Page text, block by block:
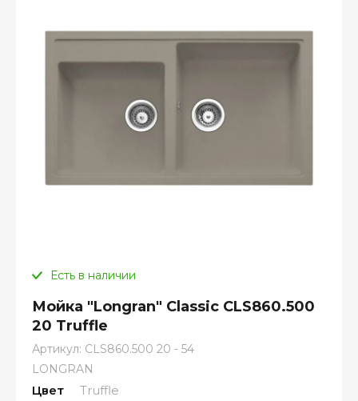
Есть в наличии
Мойка "Longran" Classic CLS860.500
20 Truffle
Артикул: CLS860.500 20 - 54
LONGRAN
Цвет Truffle